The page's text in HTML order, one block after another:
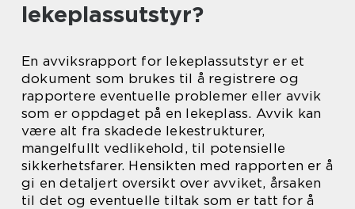
lekeplassutstyr?
En avviksrapport for lekeplassutstyr er et
dokument som brukes til å registrere og
rapportere eventuelle problemer eller avvik
som er oppdaget på en lekeplass. Avvik kan
være alt fra skadede lekestrukturer,
mangelfullt vedlikehold, til potensielle
sikkerhetsfarer. Hensikten med rapporten er å
gi en detaljert oversikt over avviket, årsaken
til det og eventuelle tiltak som er tatt for å